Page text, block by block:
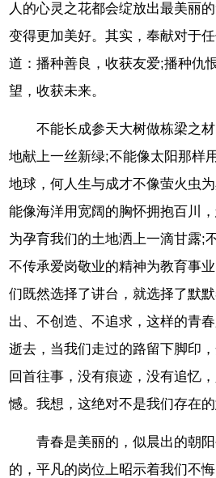
人的心灵之花都会绽放出最美丽
变得更加美好。其实，奉献对于
道：播种善良，收获友爱;播种仇
望，收获未来。
不能长成参天大树做栋梁之
地献上一丝新绿;不能像太阳那样
地球，何人生与成才不像萤火虫
能像海洋用宽阔的胸怀拥抱百川
为孕育我们的土地洒上一滴甘露;
不传承爱岗敬业的精神为教育事
们既然选择了讲台，就选择了默
出、不创造、不追求，这样的青
逝去，当我们走过的路留下脚印
回首往事，没有痕迹，没有追忆
憾。我想，这绝对不是我们存在
青春是美丽的，似晨出的朝
的，平凡的岗位上昭示着我们不